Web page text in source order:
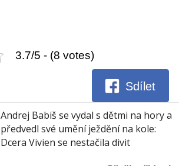
3.7/5 - (8 votes)
Sdílet
Andrej Babiš se vydal s dětmi na hory a
předvedl své umění ježdění na kole:
Dcera Vivien se nestačila divit